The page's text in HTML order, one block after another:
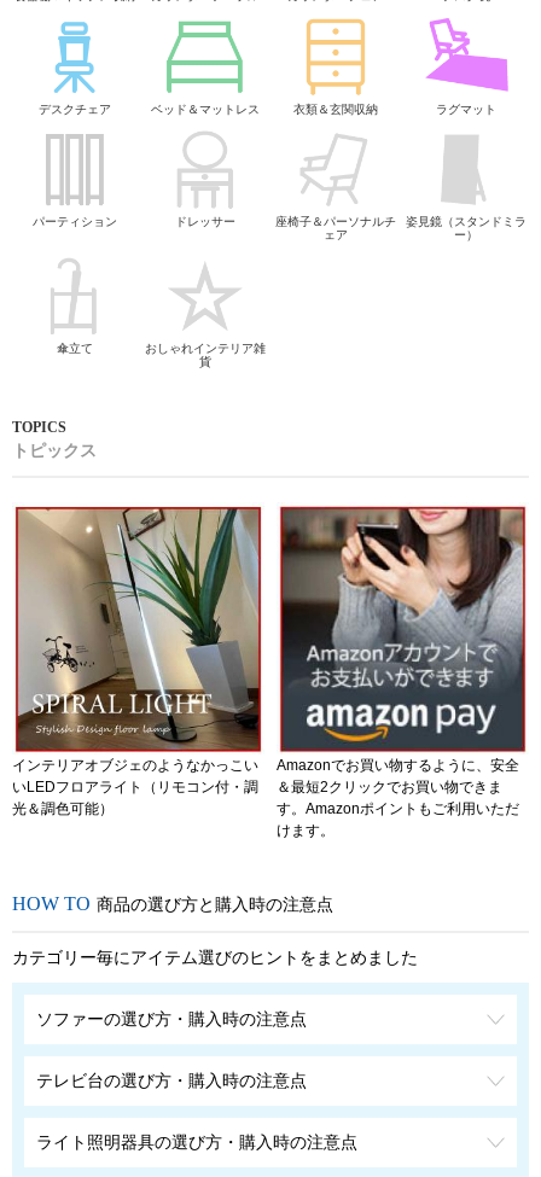
デスクチェア ベッド＆マットレス 衣類＆玄関収納 ラグマット
パーティション ドレッサー
座椅子＆パーソナルチ
ェア
姿見鏡（スタンドミラ
ー）
傘立て
おしゃれインテリア雑
貨
トピックス
インテリアオブジェのようなかっこい
いLEDフロアライト（リモコン付・調
光＆調色可能）
Amazonでお買い物するように、安全
＆最短2クリックでお買い物できま
す。Amazonポイントもご利用いただ
けます。
商品の選び方と購入時の注意点
カテゴリー毎にアイテム選びのヒントをまとめました
ソファーの選び方・購入時の注意点
テレビ台の選び方・購入時の注意点
ライト照明器具の選び方・購入時の注意点